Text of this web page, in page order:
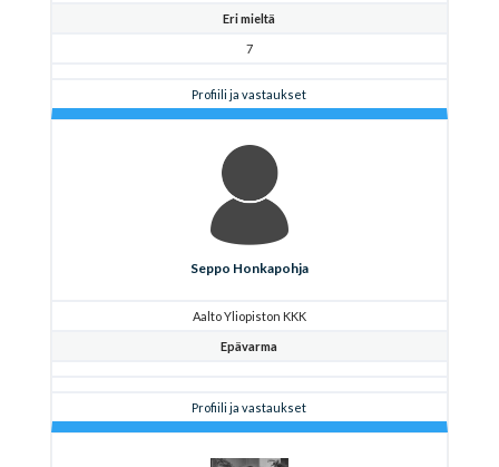
Eri mieltä
7
Profiili ja vastaukset
Seppo Honkapohja
Aalto Yliopiston KKK
Epävarma
Profiili ja vastaukset